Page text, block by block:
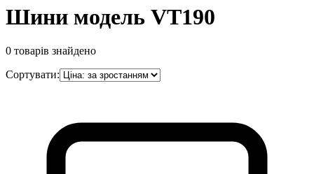
Шини модель VT190
0 товарів знайдено
Сортувати: